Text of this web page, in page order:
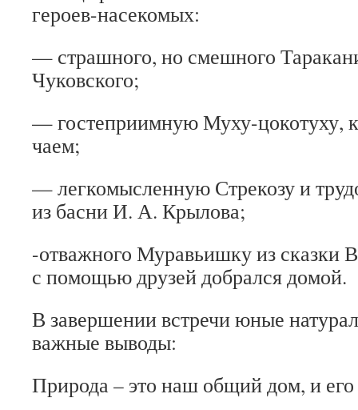
героев-насекомых:
— страшного, но смешного
Чуковского;
— гостеприимную Муху-цокотуху,
чаем;
— легкомысленную Стрекозу и
из басни И. А. Крылова;
-отважного Муравьишку из сказки
с помощью друзей добрался домой.
В завершении встречи юные
важные выводы:
Природа – это наш общий дом, и